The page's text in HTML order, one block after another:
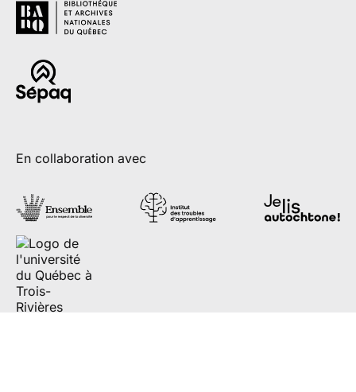
En collaboration avec